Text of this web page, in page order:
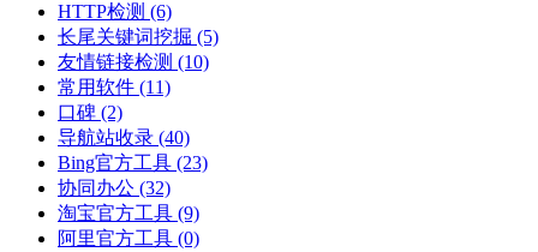
HTTP检测 (6)
长尾关键词挖掘 (5)
友情链接检测 (10)
常用软件 (11)
口碑 (2)
导航站收录 (40)
Bing官方工具 (23)
协同办公 (32)
淘宝官方工具 (9)
阿里官方工具 (0)